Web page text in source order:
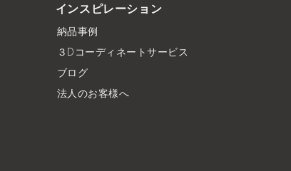
インスピレーション
納品事例
３Dコーディネートサービス
ブログ
法人のお客様へ